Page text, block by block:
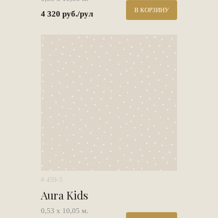
4 320 руб./рул В КОРЗИНУ
# 459-3
Aura Kids
0,53 х 10,05 м.